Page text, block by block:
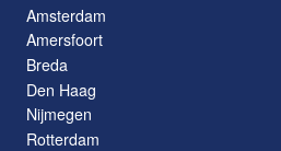
Amsterdam
Amersfoort
Breda
Den Haag
Nijmegen
Rotterdam